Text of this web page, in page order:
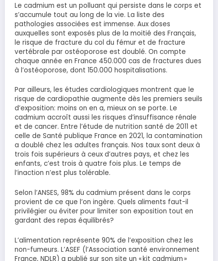
Le cadmium est un polluant qui persiste dans le corps et
s’accumule tout au long de la vie. La liste des
pathologies associées est immense. Aux doses
auxquelles sont exposés plus de la moitié des Français,
le risque de fracture du col du fémur et de fracture
vertébrale par ostéoporose est doublé. On compte
chaque année en France 450.000 cas de fractures dues
à l’ostéoporose, dont 150.000 hospitalisations.
Par ailleurs, les études cardiologiques montrent que le
risque de cardiopathie augmente dès les premiers seuils
d’exposition: moins on en a, mieux on se porte. Le
cadmium accroît aussi les risques d’insuffisance rénale
et de cancer. Entre l’étude de nutrition santé de 2011 et
celle de Santé publique France en 2021, la contamination
a doublé chez les adultes français. Nos taux sont deux à
trois fois supérieurs à ceux d’autres pays, et chez les
enfants, c’est trois à quatre fois plus. Le temps de
l’inaction n’est plus tolérable.
Selon l’ANSES, 98% du cadmium présent dans le corps
provient de ce que l’on ingère. Quels aliments faut-il
privilégier ou éviter pour limiter son exposition tout en
gardant des repas équilibrés?
L’alimentation représente 90% de l’exposition chez les
non-fumeurs. L’ASEF (l’Association santé environnement
France, NDLR) a publié sur son site un « kit cadmium »